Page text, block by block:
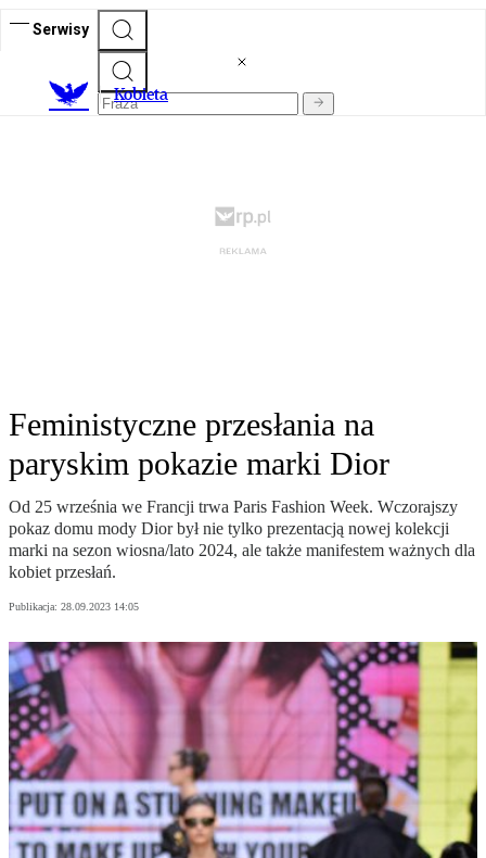
Serwisy
Kobieta
Feministyczne przesłania na
paryskim pokazie marki Dior
Od 25 września we Francji trwa Paris Fashion Week. Wczorajszy
pokaz domu mody Dior był nie tylko prezentacją nowej kolekcji
marki na sezon wiosna/lato 2024, ale także manifestem ważnych dla
kobiet przesłań.
Publikacja: 28.09.2023 14:05